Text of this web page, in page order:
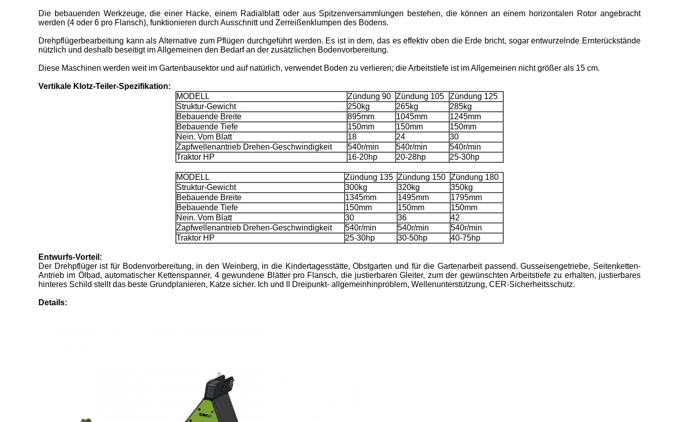
Die bebauenden Werkzeuge, die einer Hacke, einem Radialblatt oder aus Spitzenversammlungen bestehen, die können an einem horizontalen Rotor angebracht
werden (4 oder 6 pro Flansch), funktionieren durch Ausschnitt und Zerreißenklumpen des Bodens.
Drehpflügerbearbeitung kann als Alternative zum Pflügen durchgeführt werden. Es ist in dem, das es effektiv oben die Erde bricht, sogar entwurzelnde Ernterückstände
nützlich und deshalb beseitigt im Allgemeinen den Bedarf an der zusätzlichen Bodenvorbereitung.
Diese Maschinen werden weit im Gartenbausektor und auf natürlich, verwendet Boden zu verlieren; die Arbeitstiefe ist im Allgemeinen nicht größer als 15 cm.
Vertikale Klotz-Teiler-Spezifikation:
MODELL
Zündung 90 Zündung 105
Zündung 125
Struktur-Gewicht
250kg 265kg
285kg
Bebauende Breite
895mm 1045mm
1245mm
Bebauende Tiefe
150mm 150mm
150mm
Nein. Vom Blatt
18 24
30
Zapfwellenantrieb Drehen-Geschwindigkeit
540r/min 540r/min
540r/min
Traktor HP
16-20hp 20-28hp 25-30hp
MODELL Zündung 135 Zündung 150 Zündung 180
Struktur-Gewicht
300kg 320kg
350kg
Bebauende Breite
1345mm 1495mm
1795mm
Bebauende Tiefe
150mm 150mm
150mm
Nein. Vom Blatt
30 36
42
Zapfwellenantrieb Drehen-Geschwindigkeit
540r/min 540r/min
540r/min
Traktor HP
25-30hp 30-50hp 40-75hp
Entwurfs-Vorteil:
Der Drehpflüger ist für Bodenvorbereitung, in den Weinberg, in die Kindertagesstätte, Obstgarten und für die Gartenarbeit passend. Gusseisengetriebe, Seitenketten-
Antrieb im Ölbad, automatischer Kettenspanner, 4 gewundene Blätter pro Flansch, die justierbaren Gleiter, zum der gewünschten Arbeitstiefe zu erhalten, justierbares
hinteres Schild stellt das beste Grundplanieren, Katze sicher. Ich und II Dreipunkt- allgemeinhinproblem, Wellenunterstützung, CER-Sicherheitsschutz.
Details: